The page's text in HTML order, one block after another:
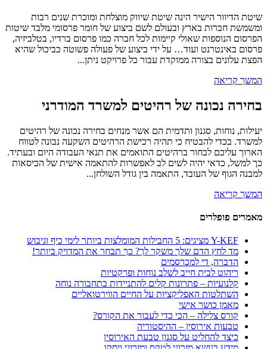
שיטת הדיוור הישיר הינה שיטת שיווק מוצלחת ומוכרת שנים רבות
ומשמשת חברות בארץ ובעולם לשם ביצוע של חומר פרסומי מלבד שיטות
הפרסום הנוספות שאולי קיימות לכל חברה כמו פרסום ברדיו, בטלביזיה,
פרסום באינטרנט ועוד… על ידי ביצוע של פעולה פשוטה כביכול שהיא
הפצת עלונים בצורה ממוקדת עבור כל פרויקט ניתן...
המשך קריאה
בחירה נכונה של רהיטים למשרד המודרני
יעילות, נוחות, סגנון ותדמית הם אשר מנחים בחירה נכונה של רהיטים
למשרד. בכדי להבטיח כי תהיה רכישת הרהיטים השקעה נבונה לטווח
הארוך עליכם לבחור ברהיטים התואמים את תנאי העבודה היום ובעתיד.
כך למשל, כדאי יהיה לשים לב לאפשרות להתאמה אישית של הכיסאות
למבנה הגוף של העובד, התאמה בין גודל השולחן...
המשך קריאה
מאמרים פופלרים
Y-KEF מציגים: 5 החבילות המומלצות ביותר לימי כיף וגיבוש
מד לחץ הדם שלך משקר לך? כך תבחר את המדויק ביותר!
הדברה, די למכרסמים
ריהוט לבית חייב לשלב נוחות ופרקטיות
קלנועיות – פתרונות קלים להתניידות בתחבורה נוחה
השתלטות האפליקציות על החיים הווירטואליים
מאמן כושר אישי
קורס צלילה – הכי כדי לעבור את הקורס?
טבעות אירוסין – ההיסטוריה
כיצד להחליט על סגנון טבעת האירוסין